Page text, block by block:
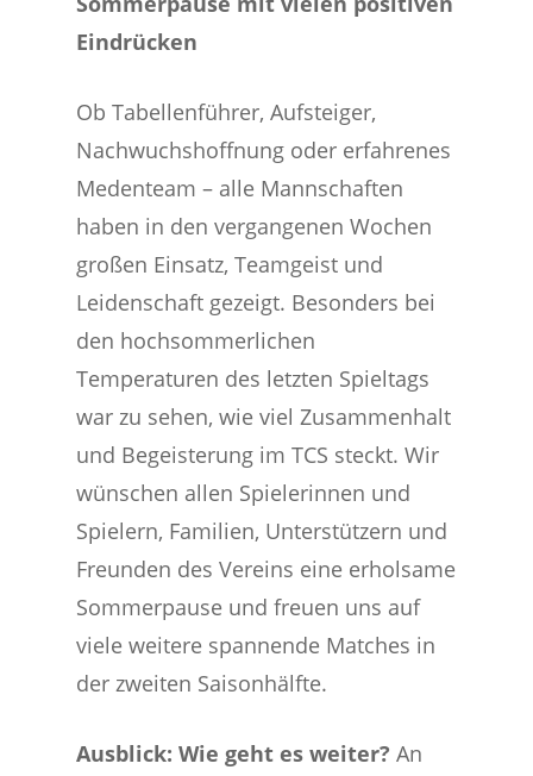
Eindrücken
Ob Tabellenführer, Aufsteiger,
Nachwuchshoffnung oder erfahrenes
Medenteam – alle Mannschaften
haben in den vergangenen Wochen
großen Einsatz, Teamgeist und
Leidenschaft gezeigt. Besonders bei
den hochsommerlichen
Temperaturen des letzten Spieltags
war zu sehen, wie viel Zusammenhalt
und Begeisterung im TCS steckt. Wir
wünschen allen Spielerinnen und
Spielern, Familien, Unterstützern und
Freunden des Vereins eine erholsame
Sommerpause und freuen uns auf
viele weitere spannende Matches in
der zweiten Saisonhälfte.
Ausblick:Wie geht es weiter?An